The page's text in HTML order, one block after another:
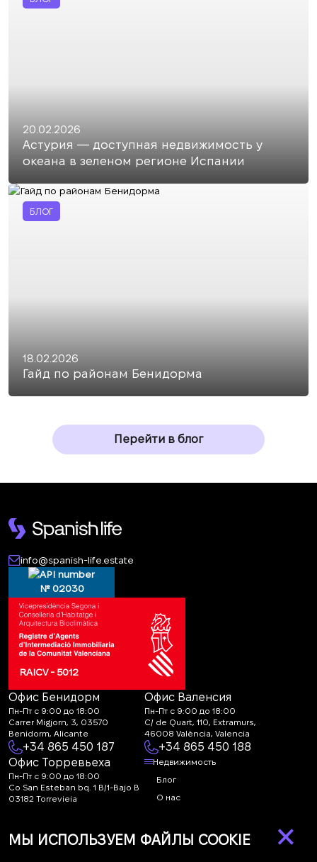
20.02.2026
Астурия — доступная недвижимость у
океана в зеленом регионе Испании
БЛОГ
18.02.2026
Гайд по районам Бенидорма
Перейти в блог
info@spanish-life.estate
№ 02030
RAICV - 5012
Офис Бенидорм
Пн-Пт с 9:00 до 18:00
Carrer Migjorn, 3, 03570
Benidorm, Alicante
+34 865 450 187
Офис Валенсия
Пн-Пт с 9:00 до 18:00
C/ de Quart, 110, Extramurs,
46008 València, Valencia
+34 865 450 188
Офис Торревьеха
Пн-Пт с 9:00 до 18:00
Co San Esteban bq. 1 B/1-Bajo B
03182 Torrevieja
life.estate
Недвижимость
Блог
О нас
Контакты
×
МЫ ИСПОЛЬЗУЕМ ФАЙЛЫ COOKIE